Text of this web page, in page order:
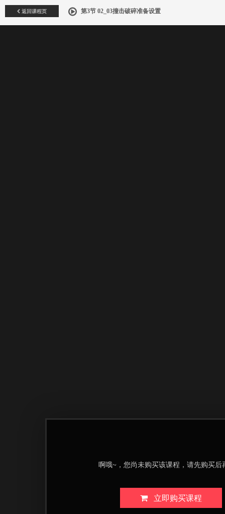
返回课程页 第3节 02_03撞击破碎准备设置
啊哦~，您尚未购买该课程，请先购买后
立即购买课程